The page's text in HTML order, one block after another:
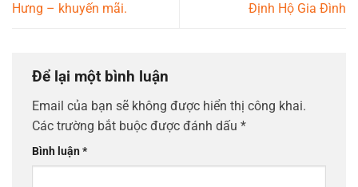
Hưng – khuyến mãi.
Định Hộ Gia Đình
Để lại một bình luận
Email của bạn sẽ không được hiển thị công khai.
Các trường bắt buộc được đánh dấu *
Bình luận*